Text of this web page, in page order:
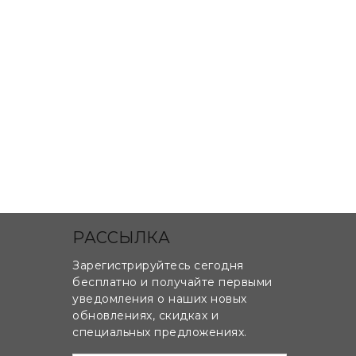
РАССЫЛКА
Зарегистрируйтесь сегодня
бесплатно и получайте первыми
уведомления о наших новых
обновлениях, скидках и
специальных предложениях.